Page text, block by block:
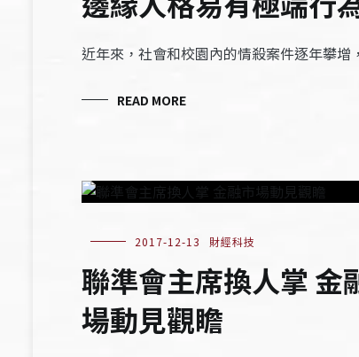
近年來，社會和校園內的情殺案件逐年攀
READ MORE
2017-12-13 財經科技
聯準會主席換人掌 金
場動見觀瞻